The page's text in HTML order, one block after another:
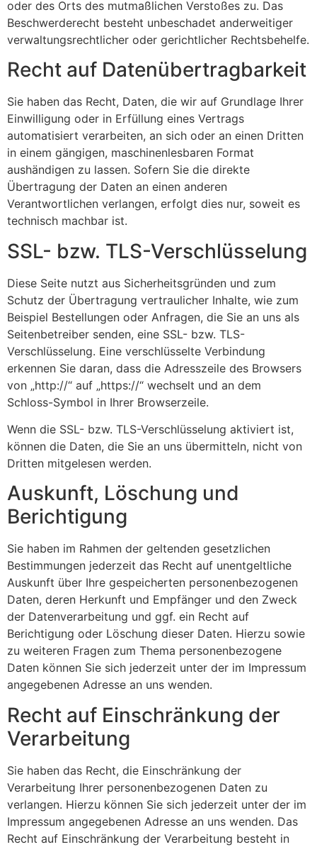
oder des Orts des mutmaßlichen Verstoßes zu. Das
Beschwerderecht besteht unbeschadet anderweitiger
verwaltungsrechtlicher oder gerichtlicher Rechtsbehelfe.
Recht auf Daten­übertrag­barkeit
Sie haben das Recht, Daten, die wir auf Grundlage Ihrer
Einwilligung oder in Erfüllung eines Vertrags
automatisiert verarbeiten, an sich oder an einen Dritten
in einem gängigen, maschinenlesbaren Format
aushändigen zu lassen. Sofern Sie die direkte
Übertragung der Daten an einen anderen
Verantwortlichen verlangen, erfolgt dies nur, soweit es
technisch machbar ist.
SSL- bzw. TLS-Verschlüsselung
Diese Seite nutzt aus Sicherheitsgründen und zum
Schutz der Übertragung vertraulicher Inhalte, wie zum
Beispiel Bestellungen oder Anfragen, die Sie an uns als
Seitenbetreiber senden, eine SSL- bzw. TLS-
Verschlüsselung. Eine verschlüsselte Verbindung
erkennen Sie daran, dass die Adresszeile des Browsers
von „http://“ auf „https://“ wechselt und an dem
Schloss-Symbol in Ihrer Browserzeile.
Wenn die SSL- bzw. TLS-Verschlüsselung aktiviert ist,
können die Daten, die Sie an uns übermitteln, nicht von
Dritten mitgelesen werden.
Auskunft, Löschung und
Berichtigung
Sie haben im Rahmen der geltenden gesetzlichen
Bestimmungen jederzeit das Recht auf unentgeltliche
Auskunft über Ihre gespeicherten personenbezogenen
Daten, deren Herkunft und Empfänger und den Zweck
der Datenverarbeitung und ggf. ein Recht auf
Berichtigung oder Löschung dieser Daten. Hierzu sowie
zu weiteren Fragen zum Thema personenbezogene
Daten können Sie sich jederzeit unter der im Impressum
angegebenen Adresse an uns wenden.
Recht auf Einschränkung der
Verarbeitung
Sie haben das Recht, die Einschränkung der
Verarbeitung Ihrer personenbezogenen Daten zu
verlangen. Hierzu können Sie sich jederzeit unter der im
Impressum angegebenen Adresse an uns wenden. Das
Recht auf Einschränkung der Verarbeitung besteht in